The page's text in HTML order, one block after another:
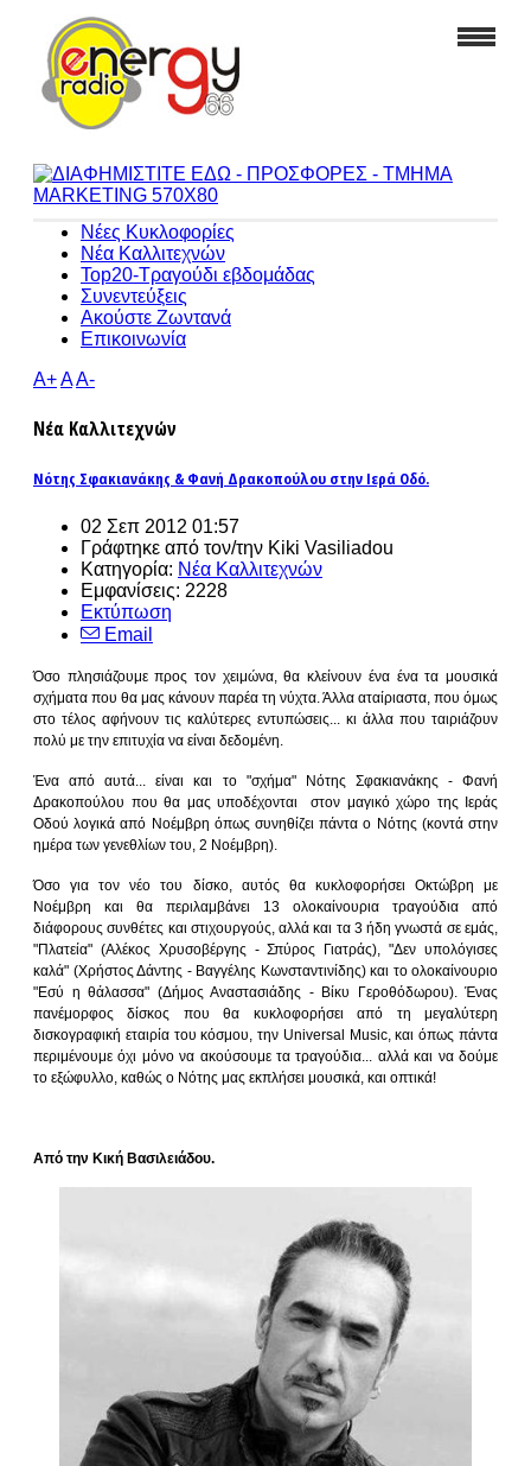
Νέες Κυκλοφορίες
Νέα Καλλιτεχνών
Top20-Τραγούδι εβδομάδας
Συνεντεύξεις
Ακούστε Ζωντανά
Επικοινωνία
A+AA-
Νέα Καλλιτεχνών
Νότης Σφακιανάκης & Φανή Δρακοπούλου στην Ιερά Οδό.
02 Σεπ 2012 01:57
Γράφτηκε από τον/την Kiki Vasiliadou
Κατηγορία: Νέα Καλλιτεχνών
Εμφανίσεις: 2228
Εκτύπωση
Email
Όσο πλησιάζουμε προς τον χειμώνα, θα κλείνουν ένα ένα τα μουσικά
σχήματα που θα μας κάνουν παρέα τη νύχτα. Άλλα αταίριαστα, που όμως
στο τέλος αφήνουν τις καλύτερες εντυπώσεις... κι άλλα που ταιριάζουν
πολύ με την επιτυχία να είναι δεδομένη.
Ένα από αυτά... είναι και το "σχήμα" Νότης Σφακιανάκης - Φανή
Δρακοπούλου που θα μας υποδέχονται στον μαγικό χώρο της Ιεράς
Οδού λογικά από Νοέμβρη όπως συνηθίζει πάντα ο Νότης (κοντά στην
ημέρα των γενεθλίων του, 2 Νοέμβρη).
Όσο για τον νέο του δίσκο, αυτός θα κυκλοφορήσει Οκτώβρη με
Νοέμβρη και θα περιλαμβάνει 13 ολοκαίνουρια τραγούδια από
διάφορους συνθέτες και στιχουργούς, αλλά και τα 3 ήδη γνωστά σε εμάς,
"Πλατεία" (Αλέκος Χρυσοβέργης - Σπύρος Γιατράς), "Δεν υπολόγισες
καλά" (Χρήστος Δάντης - Βαγγέλης Κωνσταντινίδης) και το ολοκαίνουριο
"Εσύ η θάλασσα" (Δήμος Αναστασιάδης - Βίκυ Γεροθόδωρου). Ένας
πανέμορφος δίσκος που θα κυκλοφορήσει από τη μεγαλύτερη
δισκογραφική εταιρία του κόσμου, την Universal Music, και όπως πάντα
περιμένουμε όχι μόνο να ακούσουμε τα τραγούδια... αλλά και να δούμε
το εξώφυλλο, καθώς ο Νότης μας εκπλήσει μουσικά, και οπτικά!
Από την Κική Βασιλειάδου.